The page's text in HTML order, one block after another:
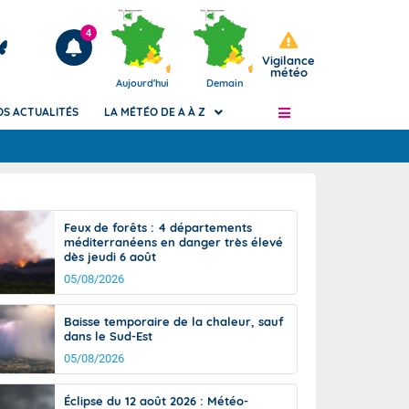
Articles
4
Aujourd'hui Demain
Vigilance
météo
de
Phénomènes dangereux de J+2 à J+7
Avertissement pluies intenses à l'échelle
des communes (Apic)
Bulletins Marine
Bulletins d'estimation du risque
d'avalanche
Météo des forêts
Vigicrues
ACTUALITÉS LA MÉTÉO DE A À Z
Feux de forêts : 4 départements
méditerranéens en danger très élevé
dès jeudi 6 août
05/08/2026
Baisse temporaire de la chaleur, sauf
dans le Sud-Est
05/08/2026
Éclipse du 12 août 2026 : Météo-